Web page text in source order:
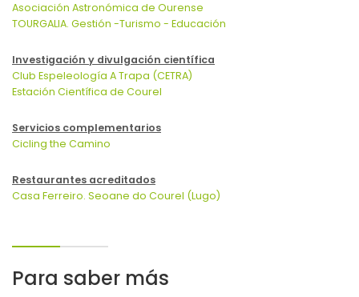
Asociación Astronómica de Ourense
TOURGALIA. Gestión -Turismo - Educación
Investigación y divulgación científica
Club Espeleología A Trapa (CETRA)
Estación Científica de Courel
Servicios complementarios
Cicling the Camino
Restaurantes acreditados
Casa Ferreiro. Seoane do Courel (Lugo)
Para saber más